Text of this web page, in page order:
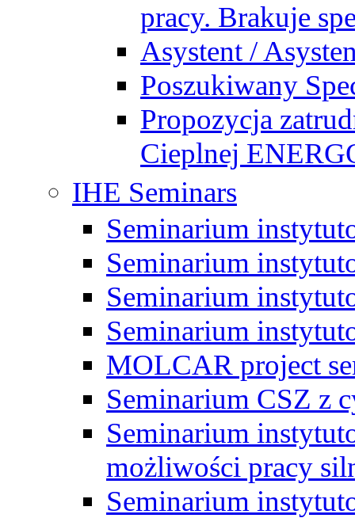
pracy. Brakuje
Asystent /
Poszukiwany
Propozycja
Cieplnej
IHE Seminars
Seminarium
Seminarium
Seminarium
Seminarium
MOLCAR project
Seminarium CSZ z
Seminarium
możliwości pracy
Seminarium